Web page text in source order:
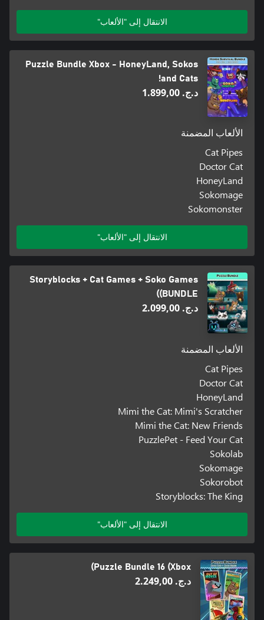
الانتقال إلى "الألعاب"
Puzzle Bundle Xbox - HoneyLand, Sokos
and Cats!
د.ج.‏ 1.899,00
الألعاب المضمنة
Cat Pipes
Doctor Cat
HoneyLand
Sokomage
Sokomonster
الانتقال إلى "الألعاب"
Storyblocks + Cat Games + Soko Games
(BUNDLE)
د.ج.‏ 2.099,00
الألعاب المضمنة
Cat Pipes
Doctor Cat
HoneyLand
Mimi the Cat: Mimi's Scratcher
Mimi the Cat: New Friends
PuzzlePet - Feed Your Cat
Sokolab
Sokomage
Sokorobot
Storyblocks: The King
الانتقال إلى "الألعاب"
Puzzle Bundle 16 (Xbox)
د.ج.‏ 2.249,00